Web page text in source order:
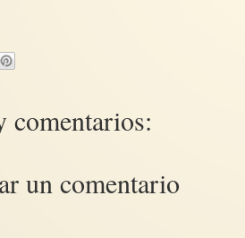
comentarios:
un comentario